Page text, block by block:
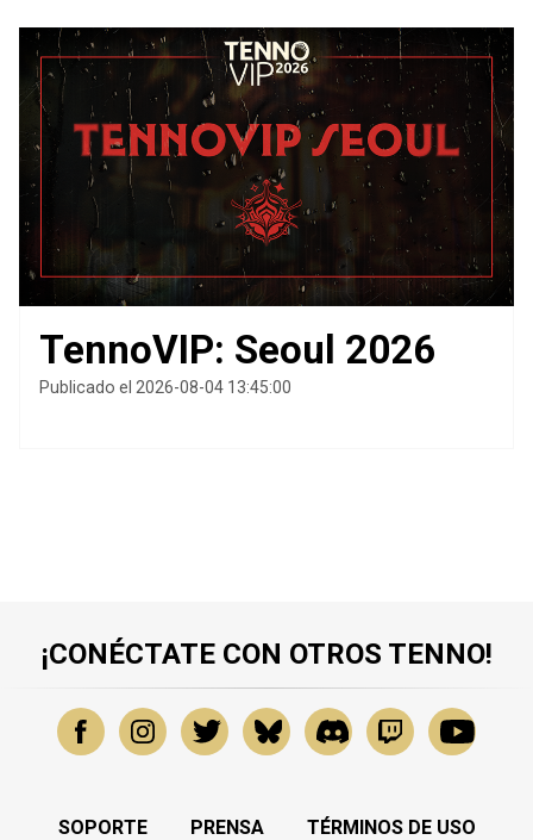
TennoVIP: Seoul 2026
Publicado el 2026-08-04 13:45:00
¡CONÉCTATE CON OTROS TENNO!
SOPORTE PRENSA
TÉRMINOS DE USO